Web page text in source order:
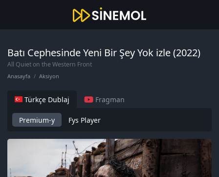
Batı Cephesinde Yeni Bir Şey Yok izle (2022)
All Quiet on the Western Front
Anasayfa Aksiyon
Türkçe Dublaj Fragman
Premium-y Fys Player